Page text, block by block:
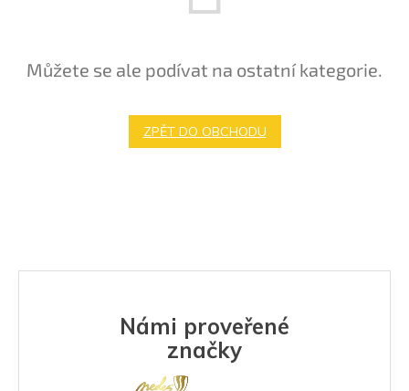
Můžete se ale podívat na ostatní kategorie.
ZPĚT DO OBCHODU
Námi proveřené
značky